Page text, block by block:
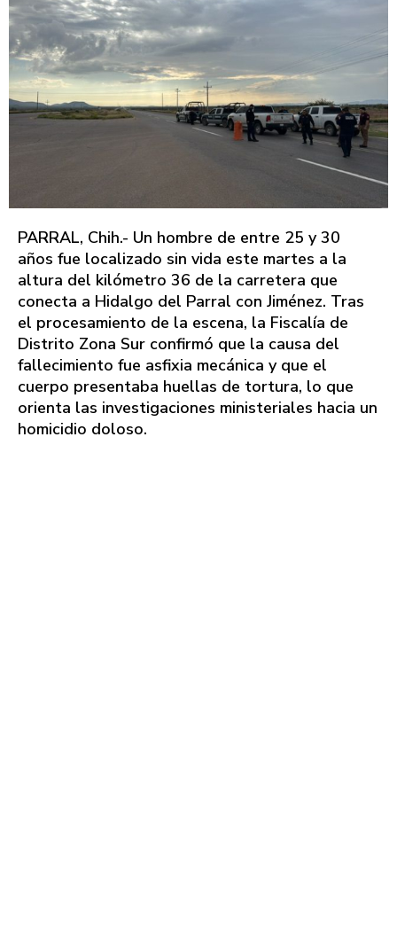
PARRAL, Chih.- Un hombre de entre 25 y 30
años fue localizado sin vida este martes a la
altura del kilómetro 36 de la carretera que
conecta a Hidalgo del Parral con Jiménez. Tras
el procesamiento de la escena, la Fiscalía de
Distrito Zona Sur confirmó que la causa del
fallecimiento fue asfixia mecánica y que el
cuerpo presentaba huellas de tortura, lo que
orienta las investigaciones ministeriales hacia un
homicidio doloso.